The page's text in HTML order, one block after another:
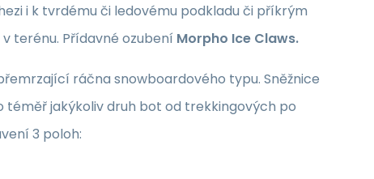
i k tvrdému či ledovému podkladu či příkrým
terénu. Přídavné ozubení Morpho Ice Claws.
ráčna snowboardového typu. Sněžnice
jakýkoliv druh bot od trekkingových po
3 poloh: